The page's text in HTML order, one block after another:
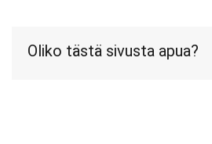
Oliko tästä sivusta apua?